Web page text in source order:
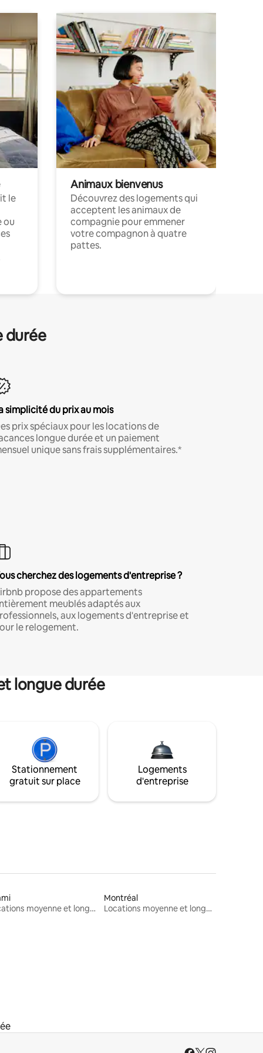
le
ou
Animaux bienvenus
Découvrez des logements qui
acceptent les animaux de
compagnie pour emmener
votre compagnon à quatre
pattes.
durée
simplicité du prix au mois
prix spéciaux pour les locations de
longue durée et un paiement
unique sans frais supplémentaires.*
cherchez des logements d'entreprise ?
propose des appartements
meublés adaptés aux
aux logements d'entreprise et
le relogement.
longue durée
Stationnement
gratuit sur place
Logements
d'entreprise
Locations moyenne et longue durée
Montréal
Locations moyenne et longue durée